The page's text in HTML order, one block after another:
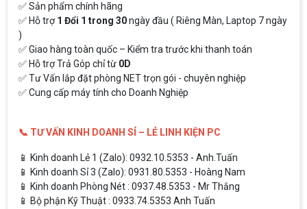
✅ Sản phẩm chính hãng
✅ Hỗ trợ1 Đổi 1 trong 30ngày đầu ( Riêng Màn, Laptop 7 ngày
)
✅ Giao hàng toàn quốc – Kiểm tra trước khi thanh toán
✅ Hỗ trợ Trả Góp chỉ từ 0D
✅ Tư Vấn lắp đặt phòng NET trọn gói - chuyên nghiệp
✅ Cung cấp máy tính cho Doanh Nghiệp
📞 TƯ VẤN KINH DOANH SỈ – LẺ LINH KIỆN PC
📱 Kinh doanh Lẻ 1 (Zalo): 0932.10.5353 - Anh.Tuấn
📱 Kinh doanh Sỉ 3 (Zalo): 0931.80.5353 - Hoàng Nam
📱 Kinh doanh Phòng Nét : 0937.48.5353 - Mr Thắng
📱 Bộ phận Kỹ Thuật : 0933.74.5353 Anh Tuấn